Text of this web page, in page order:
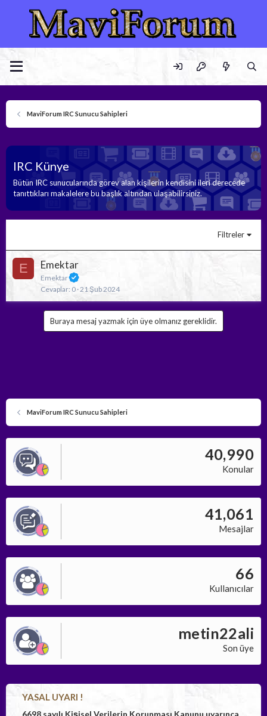
MaviForum IRC Sunucu Sahipleri
IRC Künye
Bütün IRC sunucularında görev alan kişilerin kendisini ileri derecede
tanıttıkları makalelere bu başlık altından ulaşabilirsiniz.
Filtreler
E Emektar
Emektar
Cevaplar 0 21 Şub 2024
Buraya mesaj yazmak için üye olmanız gereklidir.
MaviForum IRC Sunucu Sahipleri
40,990
Konular
41,061
Mesajlar
66
Kullanıcılar
metin22ali
Son üye
YASAL UYARI !